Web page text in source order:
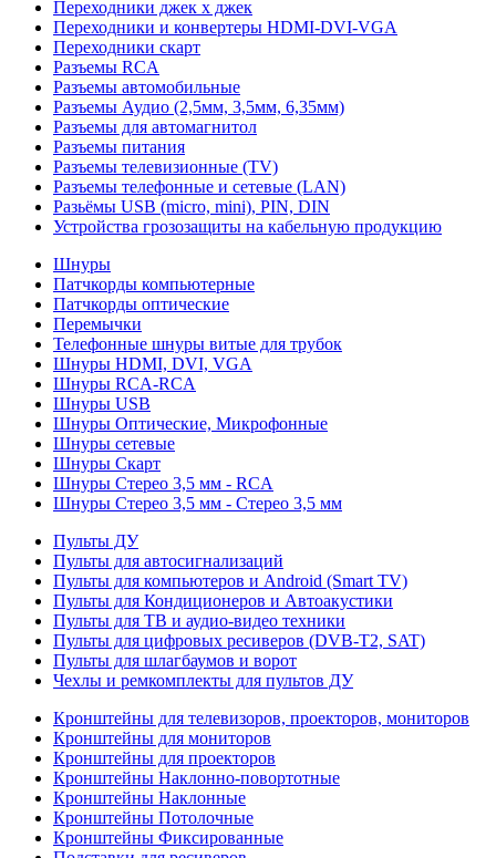
Переходники джек х джек
Переходники и конвертеры HDMI-DVI-VGA
Переходники скарт
Разъемы RCA
Разъемы автомобильные
Разъемы Аудио (2,5мм, 3,5мм, 6,35мм)
Разъемы для автомагнитол
Разъемы питания
Разъемы телевизионные (TV)
Разъемы телефонные и сетевые (LAN)
Разьёмы USB (micro, mini), PIN, DIN
Устройства грозозащиты на кабельную продукцию
Шнуры
Патчкорды компьютерные
Патчкорды оптические
Перемычки
Телефонные шнуры витые для трубок
Шнуры HDMI, DVI, VGA
Шнуры RCA-RCA
Шнуры USB
Шнуры Оптические, Микрофонные
Шнуры сетевые
Шнуры Скарт
Шнуры Стерео 3,5 мм - RCA
Шнуры Стерео 3,5 мм - Стерео 3,5 мм
Пульты ДУ
Пульты для автосигнализаций
Пульты для компьютеров и Android (Smart TV)
Пульты для Кондиционеров и Автоакустики
Пульты для ТВ и аудио-видео техники
Пульты для цифровых ресиверов (DVB-T2, SAT)
Пульты для шлагбаумов и ворот
Чехлы и ремкомплекты для пультов ДУ
Кронштейны для телевизоров, проекторов, мониторов
Кронштейны для мониторов
Кронштейны для проекторов
Кронштейны Наклонно-повортотные
Кронштейны Наклонные
Кронштейны Потолочные
Кронштейны Фиксированные